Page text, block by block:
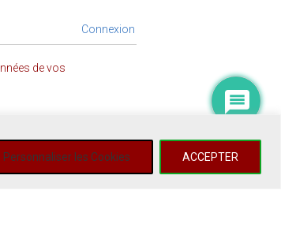
Personnaliser les Cookies ACCEPTER
Connexion
de vos